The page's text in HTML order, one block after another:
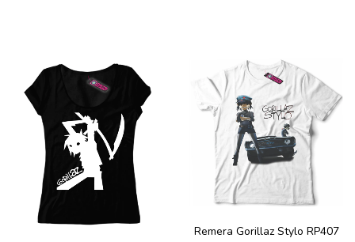
Remera Gorillaz Stylo RP407